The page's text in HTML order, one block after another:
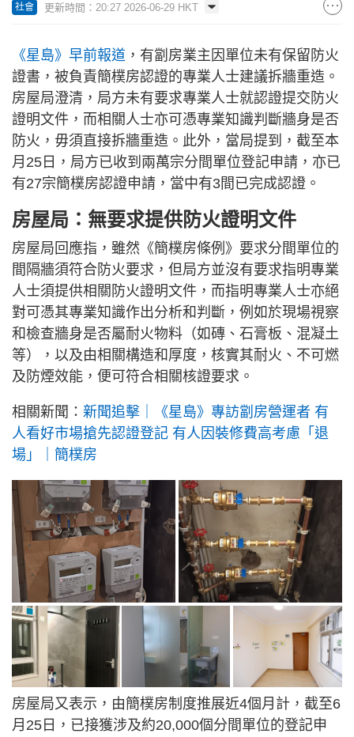
社會 更新時間：20:27 2026-06-29 HKT
《星島》早前報道 ，有劏房業主因單位未有保留防火
證書，被負責簡樸房認證的專業人士建議拆牆重造。
房屋局澄清，局方未有要求專業人士就認證提交防火
證明文件，而相關人士亦可憑專業知識判斷牆身是否
防火，毋須直接拆牆重造。此外，當局提到，截至本
月25日，局方已收到兩萬宗分間單位登記申請，亦已
有27宗簡樸房認證申請，當中有3間已完成認證。
房屋局：無要求提供防火證明文件
房屋局回應指，雖然《簡樸房條例》要求分間單位的
間隔牆須符合防火要求，但局方並沒有要求指明專業
人士須提供相關防火證明文件，而指明專業人士亦絕
對可憑其專業知識作出分析和判斷，例如於現場視察
和檢查牆身是否屬耐火物料（如磚、石膏板、混凝土
等），以及由相關構造和厚度，核實其耐火、不可燃
及防煙效能，便可符合相關核證要求。
相關新聞： 新聞追擊｜《星島》專訪劏房營運者 有
人看好市場搶先認證登記 有人因裝修費高考慮「退
場」｜簡樸房
房屋局又表示，由簡樸房制度推展近4個月計，截至6
月25日，已接獲涉及約20,000個分間單位的登記申